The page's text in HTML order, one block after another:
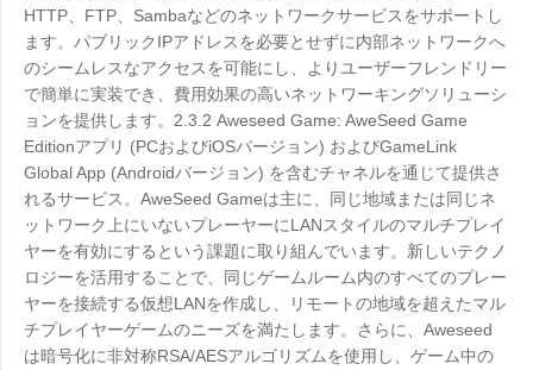
HTTP、FTP、Sambaなどのネットワークサービスをサポートし
ます。パブリックIPアドレスを必要とせずに内部ネットワークへ
のシームレスなアクセスを可能にし、よりユーザーフレンドリー
で簡単に実装でき、費用効果の高いネットワーキングソリューシ
ョンを提供します。2.3.2 Aweseed Game: AweSeed Game
Editionアプリ (PCおよびiOSバージョン) およびGameLink
Global App (Androidバージョン) を含むチャネルを通じて提供さ
れるサービス。AweSeed Gameは主に、同じ地域または同じネ
ットワーク上にいないプレーヤーにLANスタイルのマルチプレイ
ヤーを有効にするという課題に取り組んでいます。新しいテクノ
ロジーを活用することで、同じゲームルーム内のすべてのプレー
ヤーを接続する仮想LANを作成し、リモートの地域を超えたマル
チプレイヤーゲームのニーズを満たします。さらに、Aweseed
は暗号化に非対称RSA/AESアルゴリズムを使用し、ゲーム中の